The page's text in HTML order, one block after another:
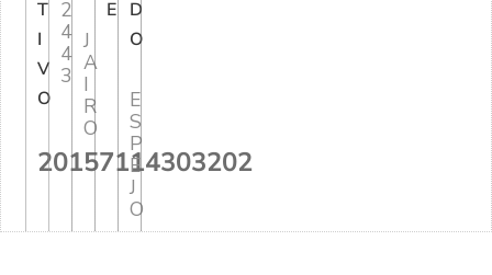
T
I
V
O
20157114303202
2
4
4
3
J
A
I
R
O
E D
O
E
S
P
E
J
O